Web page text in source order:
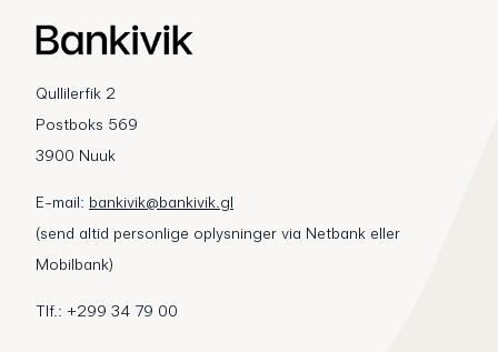
Qullilerfik 2
Postboks 569
3900 Nuuk
E-mail: bankivik@bankivik.gl
(send altid personlige oplysninger via Netbank eller
Mobilbank)
Tlf.: +299 34 79 00